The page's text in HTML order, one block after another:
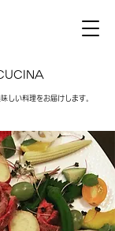
しい料理をお届けします。​